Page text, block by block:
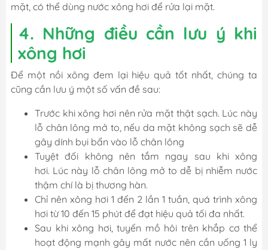
mặt, có thể dùng nước xông hơi để rửa lại mặt.
4. Những điều cần lưu ý khi
xông hơi
Để một nồi xông đem lại hiệu quả tốt nhất, chúng ta
cũng cần lưu ý một số vấn đề sau:
Trước khi xông hơi nên rửa mặt thật sạch. Lúc này
lỗ chân lông mở to, nếu da mặt không sạch sẽ dễ
gây dính bụi bẩn vào lỗ chân lông
Tuyệt đối không nên tắm ngay sau khi xông
hơi. Lúc này lỗ chân lông mở to dễ bị nhiễm nước
thậm chí là bị thương hàn.
Chỉ nên xông hơi 1 đến 2 lần 1 tuần, quá trình xông
hơi từ 10 đến 15 phút để đạt hiệu quả tối đa nhất.
Sau khi xông hơi, tuyến mồ hôi trên khắp cơ thể
hoạt động mạnh gây mất nước nên cần uống 1 ly